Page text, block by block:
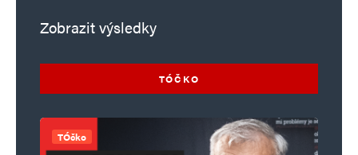
Zobrazit výsledky
TÓČKO
TÓčko